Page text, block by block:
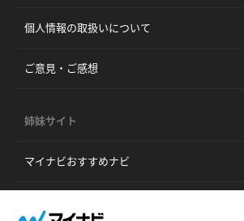
個人情報の取扱いについて
ご意見・ご感想
姉妹サイト
マイナビおすすめナビ